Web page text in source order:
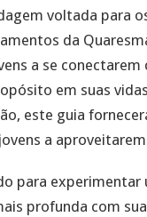
voltada para
da
a se
em suas
este guia
a
para
profunda com